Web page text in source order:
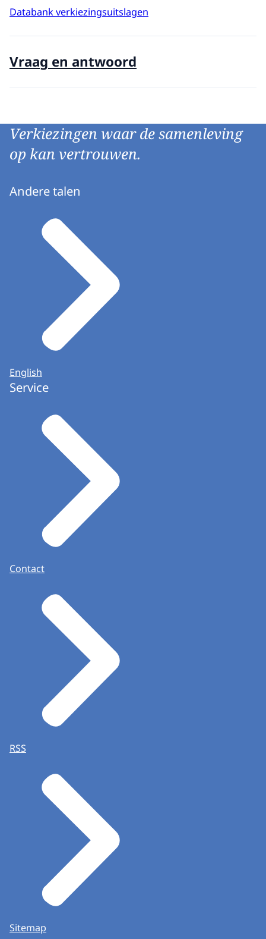
Databank verkiezingsuitslagen
Vraag en antwoord
Verkiezingen waar de samenleving
op kan vertrouwen.
Andere talen
English
Service
Contact
RSS
Sitemap